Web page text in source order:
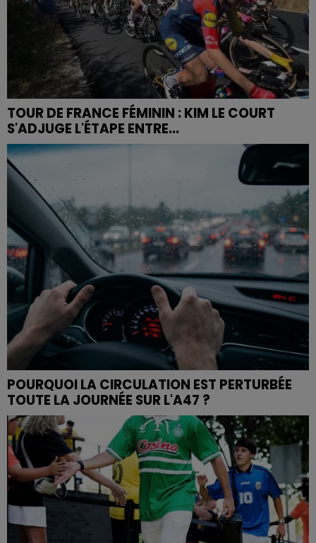
TOUR DE FRANCE FÉMININ : KIM LE COURT
S'ADJUGE L'ÉTAPE ENTRE...
POURQUOI LA CIRCULATION EST PERTURBÉE
TOUTE LA JOURNÉE SUR L'A47 ?